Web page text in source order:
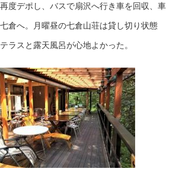
度デポし、バスで扇沢へ行き車を回収、車
倉へ。月曜昼の七倉山荘は貸し切り状態
ラスと露天風呂が心地よかった。